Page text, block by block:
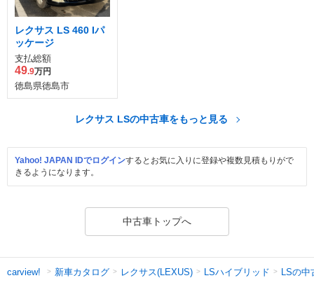
レクサス LS 460 Iパ
ッケージ
支払総額
49.9万円
徳島県徳島市
レクサス LSの中古車をもっと見る
Yahoo! JAPAN IDでログインするとお気に入りに登録や複数見積もりがで
きるようになります。
中古車トップへ
carview! 新車カタログ レクサス(LEXUS) LSハイブリッド LSの中